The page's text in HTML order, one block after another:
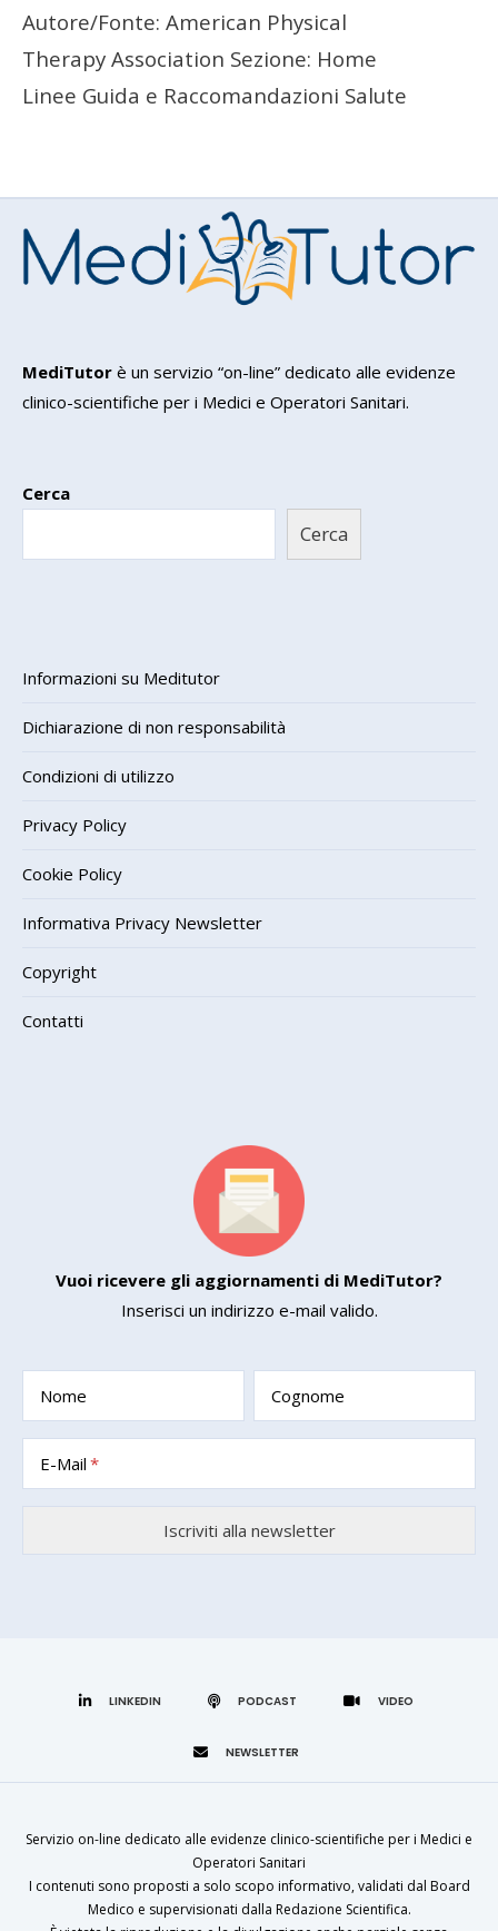
Autore/Fonte: American Physical
Therapy Association Sezione: Home
Linee Guida e Raccomandazioni Salute
MediTutor è un servizio “on-line” dedicato alle evidenze
clinico-scientifiche per i Medici e Operatori Sanitari.
Cerca
Cerca
Informazioni su Meditutor
Dichiarazione di non responsabilità
Condizioni di utilizzo
Privacy Policy
Cookie Policy
Informativa Privacy Newsletter
Copyright
Contatti
Vuoi ricevere gli aggiornamenti di MediTutor?
Inserisci un indirizzo e-mail valido.
Nome Cognome
E-Mail
LINKEDIN
Servizio on-line dedicato alle evidenze clinico-scientifiche per i Medici e
Operatori Sanitari
I contenuti sono proposti a solo scopo informativo, validati dal Board
Medico e supervisionati dalla Redazione Scientifica.